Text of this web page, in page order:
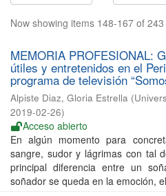
Now showing items 148-167 of 243
MEMORIA PROFESIONAL:
útiles y entretenidos en el
programa de televisión
Alpiste Diaz, Gloria Estrella (
2019-02-26)
Acceso abierto
En algún momento para
sangre, sudor y lágrimas con tal
principal diferencia entre un
soñador se queda en la emoción,